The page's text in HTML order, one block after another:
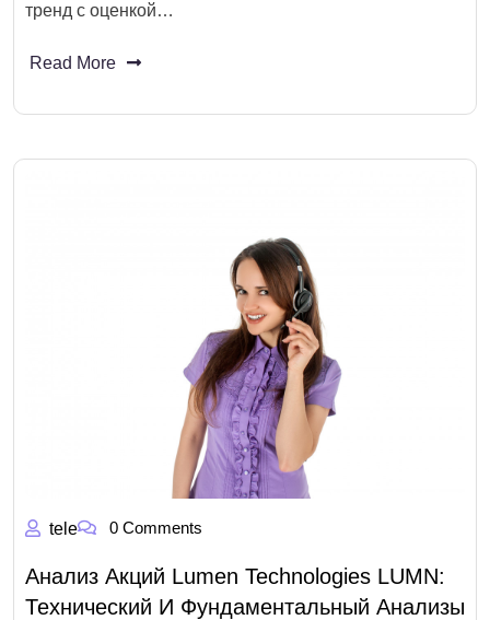
тренд с оценкой…
Read More
tele 0 Comments
Анализ Акций Lumen Technologies LUMN:
Технический И Фундаментальный Анализы